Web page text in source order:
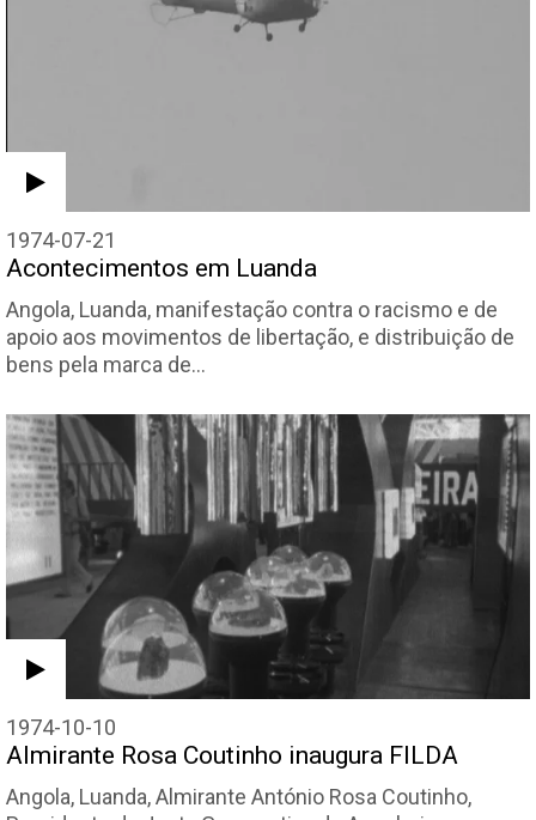
1974-07-21
Acontecimentos em Luanda
Angola, Luanda, manifestação contra o racismo e de
apoio aos movimentos de libertação, e distribuição de
bens pela marca de…
1974-10-10
Almirante Rosa Coutinho inaugura FILDA
Angola, Luanda, Almirante António Rosa Coutinho,